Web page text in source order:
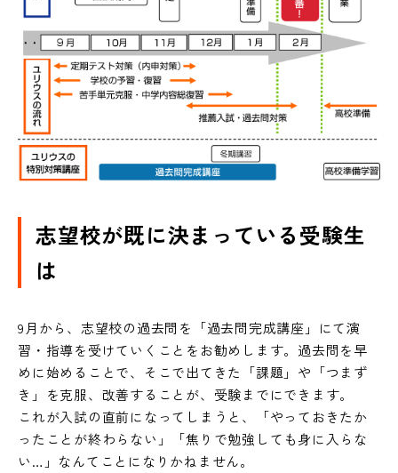
志望校が既に決まっている受験生
は
9月から、志望校の過去問を「過去問完成講座」にて演
習・指導を受けていくことをお勧めします。過去問を早
めに始めることで、そこで出てきた「課題」や「つまず
き」を克服、改善することが、受験までにできます。
これが入試の直前になってしまうと、「やっておきたか
ったことが終わらない」「焦りで勉強しても身に入らな
い…」なんてことになりかねません。